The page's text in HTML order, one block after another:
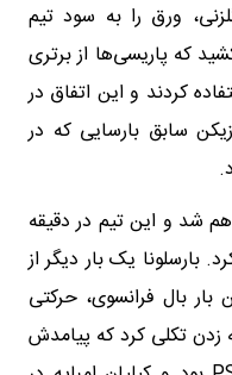
ورق را به سود تیم
که پاریسی‌ها از برتری
کردند و این اتفاق در
بازیکن سابق بارسایی که در
شد و این تیم در دقیقه
بارسلونا یک بار دیگر از
بال فرانسوی، حرکتی
زدن تکلی کرد که پیامدش